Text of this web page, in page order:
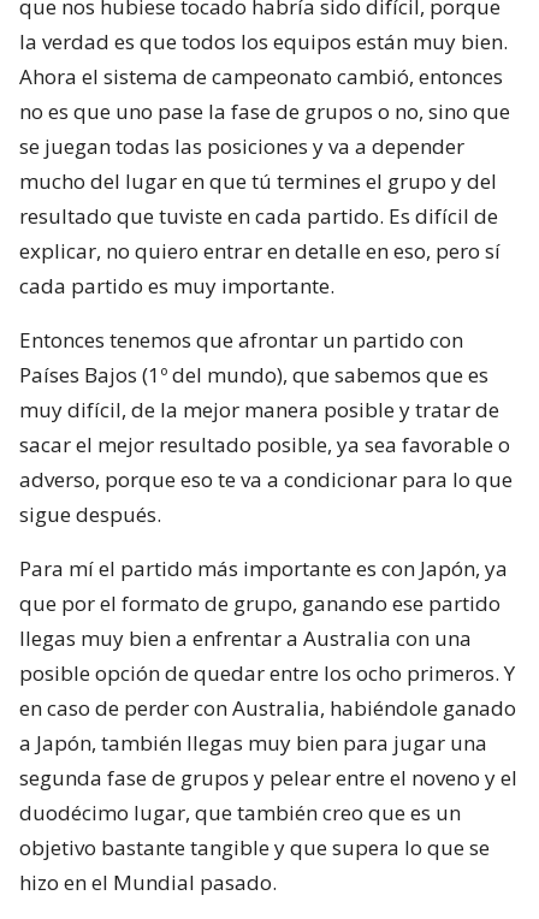
que nos hubiese tocado habría sido difícil, porque
la verdad es que todos los equipos están muy bien.
Ahora el sistema de campeonato cambió, entonces
no es que uno pase la fase de grupos o no, sino que
se juegan todas las posiciones y va a depender
mucho del lugar en que tú termines el grupo y del
resultado que tuviste en cada partido. Es difícil de
explicar, no quiero entrar en detalle en eso, pero sí
cada partido es muy importante.
Entonces tenemos que afrontar un partido con
Países Bajos (1º del mundo), que sabemos que es
muy difícil, de la mejor manera posible y tratar de
sacar el mejor resultado posible, ya sea favorable o
adverso, porque eso te va a condicionar para lo que
sigue después.
Para mí el partido más importante es con Japón, ya
que por el formato de grupo, ganando ese partido
llegas muy bien a enfrentar a Australia con una
posible opción de quedar entre los ocho primeros. Y
en caso de perder con Australia, habiéndole ganado
a Japón, también llegas muy bien para jugar una
segunda fase de grupos y pelear entre el noveno y el
duodécimo lugar, que también creo que es un
objetivo bastante tangible y que supera lo que se
hizo en el Mundial pasado.